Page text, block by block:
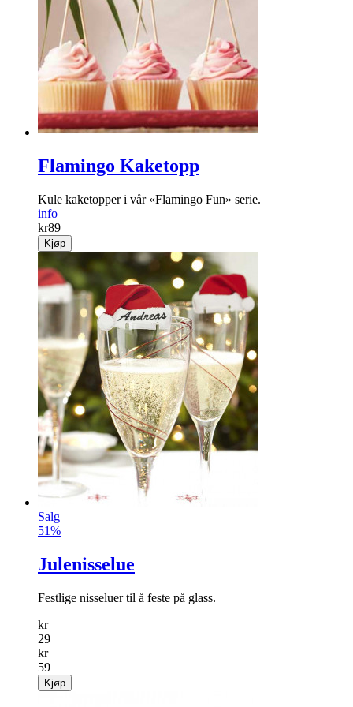
Nydelige 3-lags servietter i gradert mint, med påskriften
«Hooray» i gull.
info
kr
59
Kjøp
Flamingo Kaketopp
Kule kaketopper i vår «Flamingo Fun» serie.
info
kr89
Kjøp